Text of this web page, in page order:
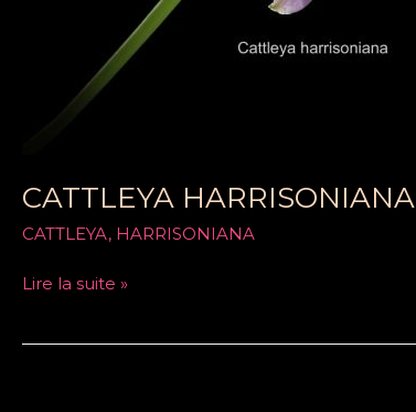
CATTLEYA HARRISONIANA
CATTLEYA, HARRISONIANA
Lire la suite »